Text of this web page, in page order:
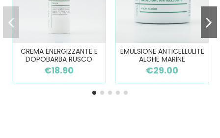
CREMA ENERGIZZANTE E
DOPOBARBA RUSCO
€18.90
EMULSIONE ANTICELLULITE
ALGHE MARINE
€29.00